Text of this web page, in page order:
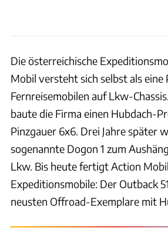
Die österreichische
Mobil versteht sich selbst als eine
Fernreisemobilen auf Lkw-
baute die Firma einen Hubdach-
Pinzgauer 6x6. Drei Jahre später
sogenannte Dogon 1 zum
Lkw. Bis heute fertigt Action
Expeditionsmobile: Der Outback
neusten Offroad-Exemplare mit